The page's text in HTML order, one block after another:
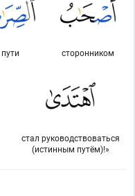
сторонником
пути
стал руководствоваться
(истинным путём)!»